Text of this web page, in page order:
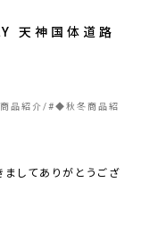
天神国体道路
品紹介 #◆秋冬商品紹
してありがとうござ